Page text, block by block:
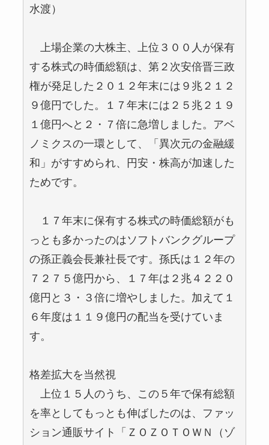
水渡）
上場企業の大株主、上位３００人が保有
する株式の時価総額は、第２次安倍晋三政
権が発足した２０１２年末には９兆２１２
９億円でした。１７年末には２５兆２１９
１億円へと２・７倍に急増しました。アベ
ノミクスの一環として、「異次元の金融緩
和」がすすめられ、円安・株高が加速した
ためです。
１７年末に保有する株式の時価総額がも
っとも多かったのはソフトバンクグループ
の孫正義会長兼社長です。孫氏は１２年の
７２７５億円から、１７年は２兆４２２０
億円と３・３倍に増やしました。加えて１
６年度は１１９億円の配当を受けていま
す。
格差拡大を当然視
上位１５人のうち、この５年で保有総額
を率としてもっとも伸ばしたのは、ファッ
ション通販サイト「ＺＯＺＯＴＯＷＮ（ゾ